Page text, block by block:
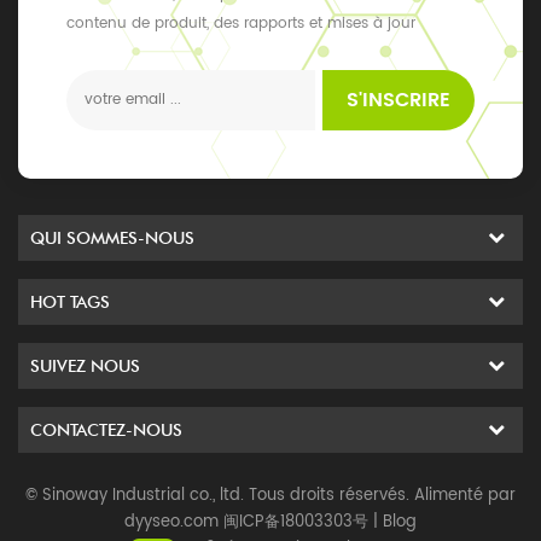
contenu de produit, des rapports et mises à jour
exclusifs, les derniers événements locaux
S'INSCRIRE
QUI SOMMES-NOUS
HOT TAGS
SUIVEZ NOUS
CONTACTEZ-NOUS
© Sinoway Industrial co., ltd. Tous droits réservés. Alimenté par
dyyseo.com 闽ICP备18003303号 | Blog